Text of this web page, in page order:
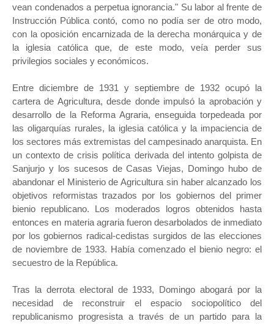
vean condenados a perpetua ignorancia." Su labor al frente de
Instrucción Pública contó, como no podía ser de otro modo,
con la oposición encarnizada de la derecha monárquica y de
la iglesia católica que, de este modo, veía perder sus
privilegios sociales y económicos.
Entre diciembre de 1931 y septiembre de 1932 ocupó la
cartera de Agricultura, desde donde impulsó la aprobación y
desarrollo de la Reforma Agraria, enseguida torpedeada por
las oligarquías rurales, la iglesia católica y la impaciencia de
los sectores más extremistas del campesinado anarquista. En
un contexto de crisis política derivada del intento golpista de
Sanjurjo y los sucesos de Casas Viejas, Domingo hubo de
abandonar el Ministerio de Agricultura sin haber alcanzado los
objetivos reformistas trazados por los gobiernos del primer
bienio republicano. Los moderados logros obtenidos hasta
entonces en materia agraria fueron desarbolados de inmediato
por los gobiernos radical-cedistas surgidos de las elecciones
de noviembre de 1933. Había comenzado el bienio negro: el
secuestro de la República.
Tras la derrota electoral de 1933, Domingo abogará por la
necesidad de reconstruir el espacio sociopolítico del
republicanismo progresista a través de un partido para la